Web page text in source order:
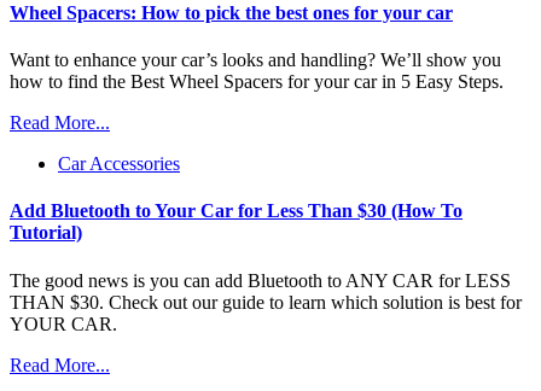
Wheel Spacers: How to pick the best ones for your car
Want to enhance your car’s looks and handling? We’ll show you
how to find the Best Wheel Spacers for your car in 5 Easy Steps.
Read More...
Car Accessories
Add Bluetooth to Your Car for Less Than $30 (How To
Tutorial)
The good news is you can add Bluetooth to ANY CAR for LESS
THAN $30. Check out our guide to learn which solution is best for
YOUR CAR.
Read More...